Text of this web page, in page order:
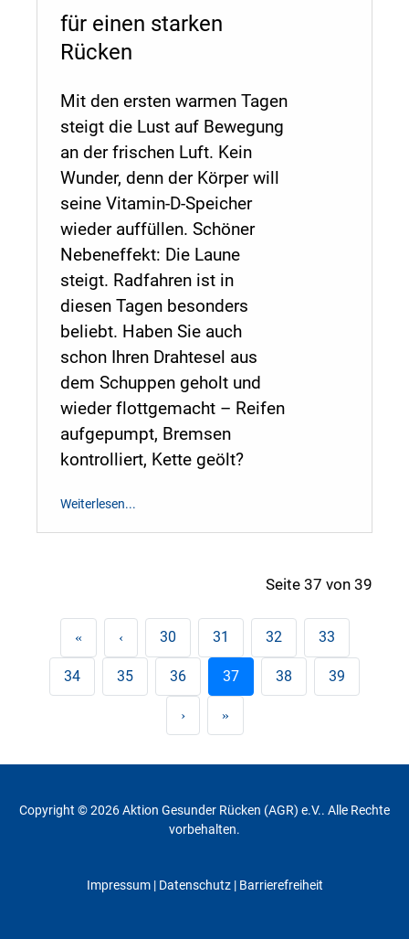
für einen starken
Rücken
Mit den ersten warmen Tagen
steigt die Lust auf Bewegung
an der frischen Luft. Kein
Wunder, denn der Körper will
seine Vitamin-D-Speicher
wieder auffüllen. Schöner
Nebeneffekt: Die Laune
steigt. Radfahren ist in
diesen Tagen besonders
beliebt. Haben Sie auch
schon Ihren Drahtesel aus
dem Schuppen geholt und
wieder flottgemacht – Reifen
aufgepumpt, Bremsen
kontrolliert, Kette geölt?
Weiterlesen...
Seite 37 von 39
30 31 32 33
34 35 36 37 38 39
Copyright © 2026 Aktion Gesunder Rücken (AGR) e.V.. Alle Rechte
vorbehalten.
Impressum| Datenschutz| Barrierefreiheit